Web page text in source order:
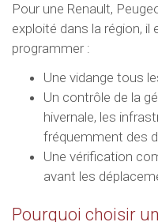
Pour une Renault,
exploité dans la région,
programmer :
Une vidange tous
Un contrôle de la
hivernale, les
fréquemment des
Une vérification
avant les
Pourquoi choisir